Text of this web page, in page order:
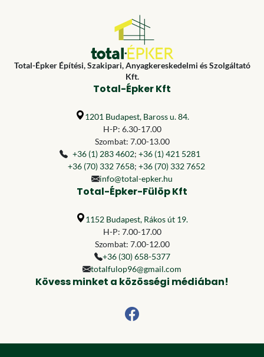
Total-Épker Építési, Szakipari, Anyagkereskedelmi és Szolgáltató
Kft.
Total-Épker Kft
1201 Budapest, Baross u. 84.
H-P: 6.30-17.00
Szombat: 7.00-13.00
+36 (1) 283 4602; +36 (1) 421 5281
+36 (70) 332 7658; +36 (70) 332 7652
info@total-epker.hu
Total-Épker-Fülöp Kft
1152 Budapest, Rákos út 19.
H-P: 7.00-17.00
Szombat: 7.00-12.00
+36 (30) 658-5377
totalfulop96@gmail.com
Kövess minket a közösségi médiában!